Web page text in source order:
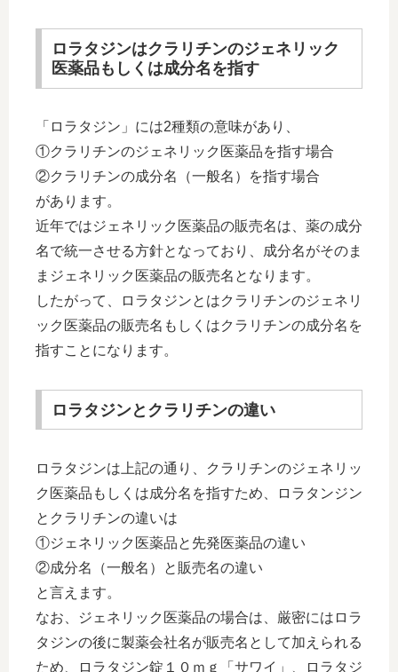
ロラタジンはクラリチンのジェネリック
医薬品もしくは成分名を指す
「ロラタジン」には2種類の意味があり、
①クラリチンのジェネリック医薬品を指す場合
②クラリチンの成分名（一般名）を指す場合
があります。
近年ではジェネリック医薬品の販売名は、薬の成分
名で統一させる方針となっており、成分名がそのま
まジェネリック医薬品の販売名となります。
したがって、ロラタジンとはクラリチンのジェネリ
ック医薬品の販売名もしくはクラリチンの成分名を
指すことになります。
ロラタジンとクラリチンの違い
ロラタジンは上記の通り、クラリチンのジェネリッ
ク医薬品もしくは成分名を指すため、ロラタンジン
とクラリチンの違いは
①ジェネリック医薬品と先発医薬品の違い
②成分名（一般名）と販売名の違い
と言えます。
なお、ジェネリック医薬品の場合は、厳密にはロラ
タジンの後に製薬会社名が販売名として加えられる
ため、ロラタジン錠１０ｍｇ「サワイ」、ロラタジ